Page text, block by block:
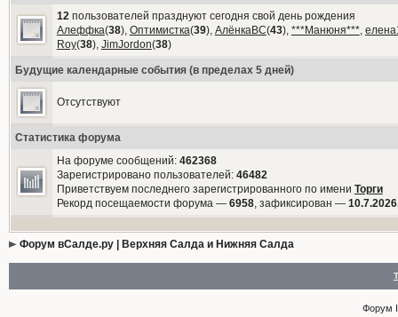
12пользователей празднуют сегодня свой день рождения
Алеффка(38), Оптимистка(39), АлёнкаВС(43), ***Манюня***,
Roy(38), JimJordon(38)
Будущие календарные события (в пределах 5 дней)
Отсутствуют
Статистика форума
На форуме сообщений: 462368
Зарегистрировано пользователей: 46482
Приветствуем последнего зарегистрированного по имени Торги
Рекорд посещаемости форума — 6958, зафиксирован —
Форум вСалде.ру | Верхняя Салда и Нижняя Салда
Форум